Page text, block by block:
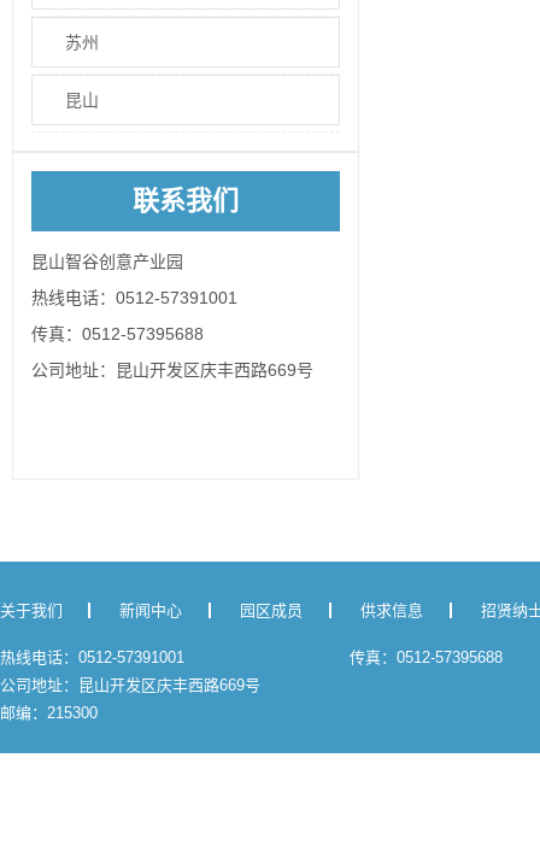
苏州
昆山
联系我们
昆山智谷创意产业园
热线电话：0512-57391001
传真：0512-57395688
公司地址：昆山开发区庆丰西路669号
关于我们 新闻中心 园区成员 供求信息 招贤纳
热线电话：0512-57391001
传真：0512-57395688
公司地址：昆山开发区庆丰西路669号
邮编：215300